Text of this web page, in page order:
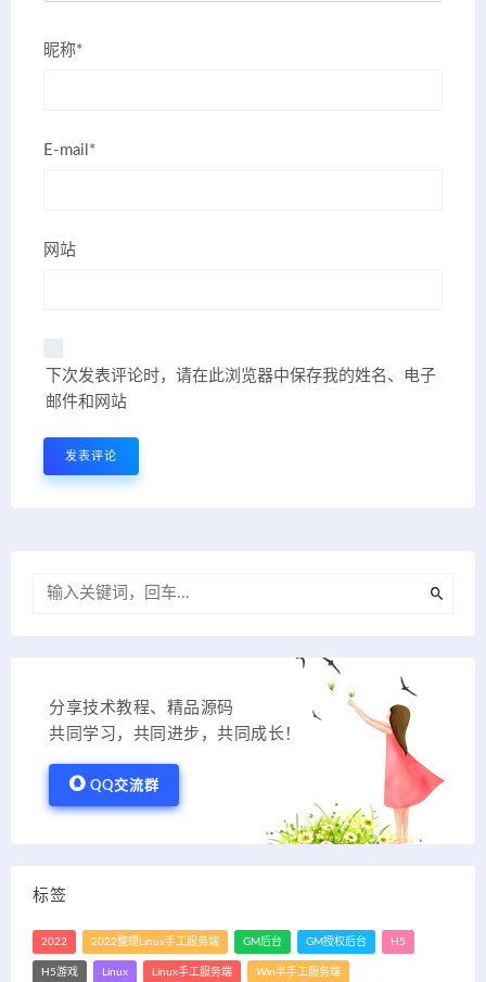
昵称*
E-mail*
网站
下次发表评论时，请在此浏览器中保存我的姓名、电子
邮件和网站
分享技术教程、精品源码
共同学习，共同进步，共同成长！
QQ交流群
标签
2022 2022整理Linux手工服务端 GM后台 GM授权后台 H5
H5游戏 Linux Linux手工服务端 Win半手工服务端